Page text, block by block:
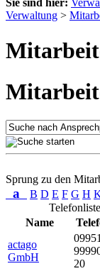
Sie sind hier:
Verwaltung >
Sprung zu den
a B D E F G H
Name
actago
GmbH
09951
20